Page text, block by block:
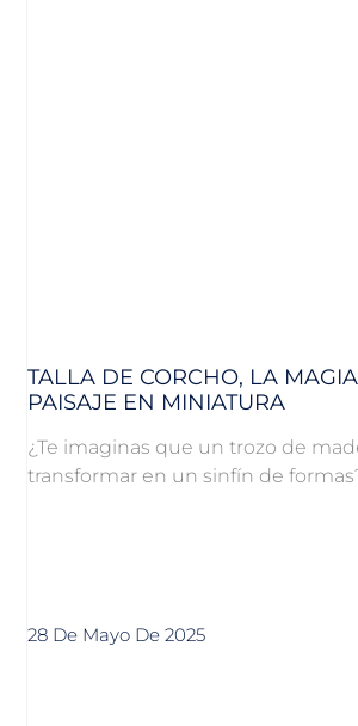
TALLA DE CORCHO, LA
PAISAJE EN MINIATURA
¿Te imaginas que un trozo de
transformar en un sinfín de
28 De Mayo De 2025